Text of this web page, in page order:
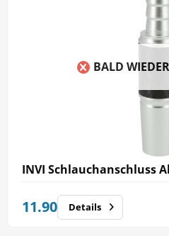
BALD
INVI Schlauchanschluss
11.90 Details